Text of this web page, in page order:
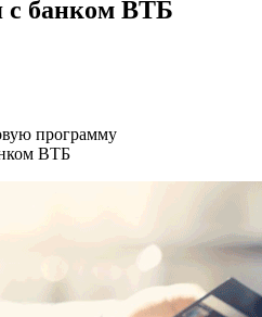
с банком ВТБ
программу
ВТБ